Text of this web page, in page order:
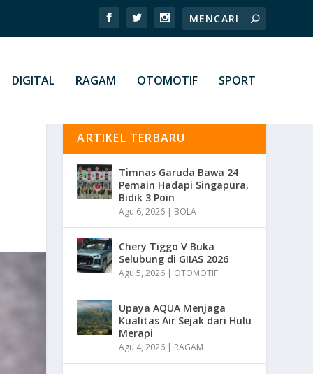
DIGITAL RAGAM OTOMOTIF SPORT
ARTIKEL TERBARU
Timnas Garuda Bawa 24
Pemain Hadapi Singapura,
Bidik 3 Poin
Agu 6, 2026 | BOLA
Chery Tiggo V Buka
Selubung di GIIAS 2026
Agu 5, 2026 | OTOMOTIF
Upaya AQUA Menjaga
Kualitas Air Sejak dari Hulu
Merapi
Agu 4, 2026 | RAGAM